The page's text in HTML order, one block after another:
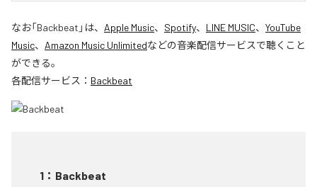
なお「Backbeat 」は、 Apple Music、 Spotify、 LINE MUSIC、 YouTube
Music、 Amazon Music Unlimitedなどの音楽配信サービスで聴くこと
ができる。
各配信サービス： Backbeat
1 ： Backbeat